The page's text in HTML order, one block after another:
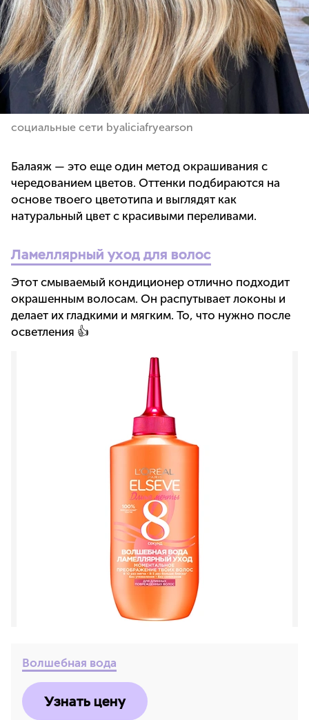
социальные сети byaliciafryearson
Балаяж — это еще один метод окрашивания с
чередованием цветов. Оттенки подбираются на
основе твоего цветотипа и выглядят как
натуральный цвет с красивыми переливами.
Ламеллярный уход для волос
Этот смываемый кондиционер отлично подходит
окрашенным волосам. Он распутывает локоны и
делает их гладкими и мягким. То, что нужно после
осветления 👍
Волшебная вода
Узнать цену